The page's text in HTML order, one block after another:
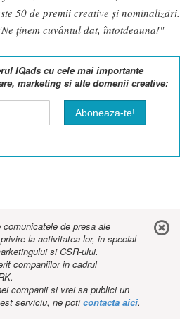
50 de premii creative și nominalizări.
ținem cuvântul dat, întotdeauna!"
IQads cu cele mai importante
marketing si alte domenii creative:
de presa ale
la activitatea lor, in special
si CSR-ului.
companiilor in cadrul
companii si vrei sa publici un
serviciu, ne poticontacta aici.